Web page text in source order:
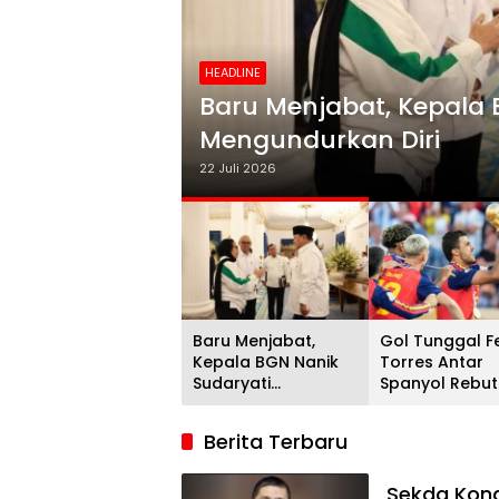
HEADLINE
Gol Tunggal Ferran
Juara Dunia 2026,
20 Juli 2026
Baru Menjabat,
Kepala BGN Nanik
Sudaryati
Mengundurkan Diri
Gol Tunggal
Torres Antar
Spanyol Rebut
Berita Terbaru